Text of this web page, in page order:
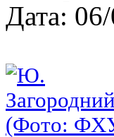
Дата: